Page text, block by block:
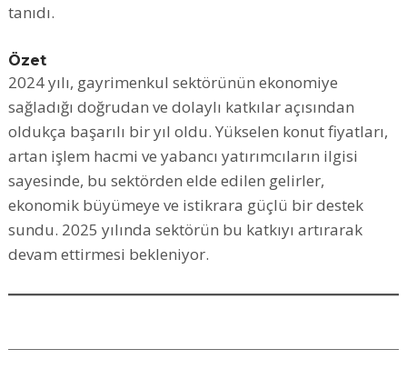
tanıdı.
Özet
2024 yılı, gayrimenkul sektörünün ekonomiye
sağladığı doğrudan ve dolaylı katkılar açısından
oldukça başarılı bir yıl oldu. Yükselen konut fiyatları,
artan işlem hacmi ve yabancı yatırımcıların ilgisi
sayesinde, bu sektörden elde edilen gelirler,
ekonomik büyümeye ve istikrara güçlü bir destek
sundu. 2025 yılında sektörün bu katkıyı artırarak
devam ettirmesi bekleniyor.